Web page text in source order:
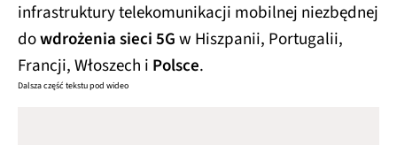
infrastruktury telekomunikacji mobilnej niezbędnej
dowdrożenia sieci 5Gw Hiszpanii, Portugalii,
Francji, Włoszech i Polsce.
Dalsza część tekstu pod wideo